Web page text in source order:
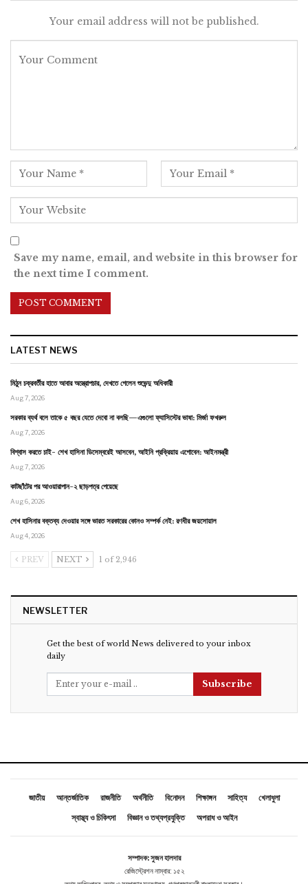
Your email address will not be published.
Save my name, email, and website in this browser for
the next time I comment.
LATEST NEWS
মিঠুন চক্রবর্তীর হাতে আবার অস্ত্রোপচার, দেখতে গেলেন শুভেন্দু অধিকারী
Aug 7, 2026
সরকার ব্যর্থ বলে তাকে ৫ বছর যেতে দেবো না বলছি—এগুলো ফ্যাসিস্টের ভাষা: মির্জা ফখরুল
Aug 7, 2026
বিশ্বাস করতে চাই- শেখ হাসিনা ডিসেম্বরেই আসবেন, আইনি প্রক্রিয়ায় এগোবেন: আইনমন্ত্রী
Aug 7, 2026
কাটছাঁটের পর আওয়ারাপান-২ ছাড়পত্র পেয়েছে
Aug 6, 2026
শেখ হাসিনার বক্তব্য দেওয়ার সঙ্গে ভারত সরকারের কোনও সম্পর্ক নেই: রণধীর জয়সোয়াল
Aug 4, 2026
PREV NEXT 1 of 2,946
NEWSLETTER
Get the best of world News delivered to your inbox
daily
Subscribe
জাতীয় আন্তর্জাতিক রাজনীতি অর্থনীতি বিনোদন শিক্ষাঙ্গন সাহিত্য
খেলাধুলা
স্বাস্থ্য ও চিকিৎসা
বিজ্ঞান ও তথ্যপ্রযুক্তি অপরাধ ও আইন
সম্পাদক: সুজন হালদার
রেজিস্ট্রেশন নাম্বার: ১৫২